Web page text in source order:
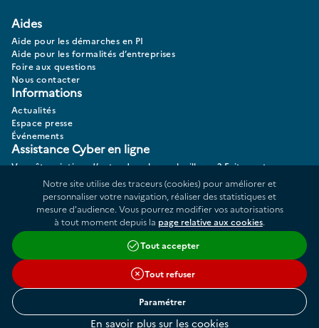
Aides
Aide pour les démarches en PI
Aide pour les formalités d’entreprises
Foire aux questions
Nous contacter
Informations
Actualités
Espace presse
Événements
Assistance Cyber en ligne
Vous êtes victime d’actes de cybermalveillance? Faites votre
Données personnelles
Plan du site
Répertoire des informations publiques
Accessibilité : partiellement conforme
Cookies
Liens utiles
Conditions générales d'utilisation
Gestion des cookies
Notre site utilise des traceurs (cookies) pour améliorer et
personnaliser votre navigation, réaliser des statistiques et
mesure d'audience. Vous pourrez modifier vos autorisations
à tout moment depuis la page relative aux cookies
Tout accepter
Tout refuser
Paramétrer
En savoir plus sur les cookies